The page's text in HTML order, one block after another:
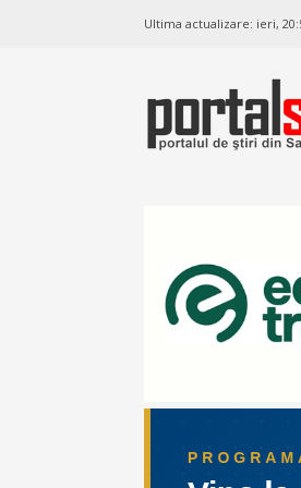
Ultima actualizare: ieri,